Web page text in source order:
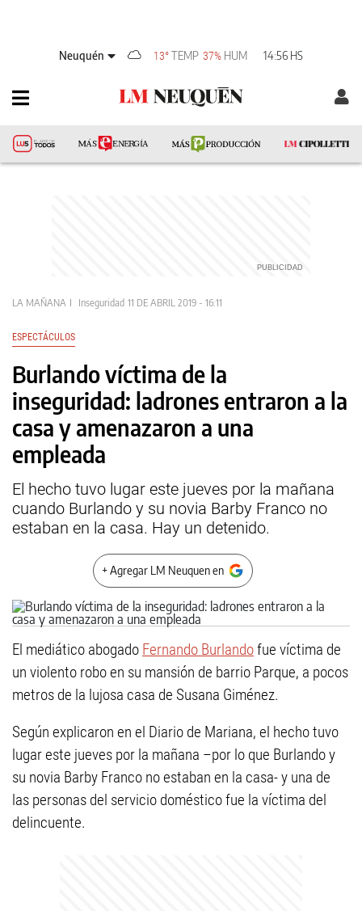
Neuquén 13° TEMP 37% HUM 14:56 HS
LA MAÑANA Inseguridad 11 DE ABRIL 2019 - 16:11
ESPECTÁCULOS
Burlando víctima de la
inseguridad: ladrones entraron a la
casa y amenazaron a una
empleada
El hecho tuvo lugar este jueves por la mañana
cuando Burlando y su novia Barby Franco no
estaban en la casa. Hay un detenido.
+ Agregar LM Neuquen en
El mediático abogado Fernando Burlandofue víctima de
un violento robo en su mansión de barrio Parque, a pocos
metros de la lujosa casa de Susana Giménez.
Según explicaron en el Diario de Mariana, el hecho tuvo
lugar este jueves por la mañana –por lo que Burlando y
su novia Barby Franco no estaban en la casa- y una de
las personas del servicio doméstico fue la víctima del
delincuente.